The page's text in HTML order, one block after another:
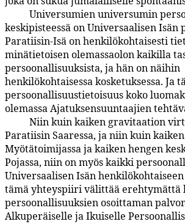
Universumien universumin
keskipisteessä on Universaalisen Isän
Paratiisin-Isä on henkilökohtaisesti
minätietoisen olemassaolon kaikilla
persoonallisuuksista, ja hän on näihin
henkilökohtaisessa kosketuksessa. Ja
persoonallisuustietoisuus koko
olemassa Ajatuksensuuntaajien
Niin kuin kaiken gravitaation
Paratiisin Saaressa, ja niin kuin
Myötätoimijassa ja kaiken hengen
Pojassa, niin on myös kaikki
Universaalisen Isän
tämä yhteyspiiri välittää erehtymättä
persoonallisuuksien osoittaman
Alkuperäiselle ja Ikuiselle